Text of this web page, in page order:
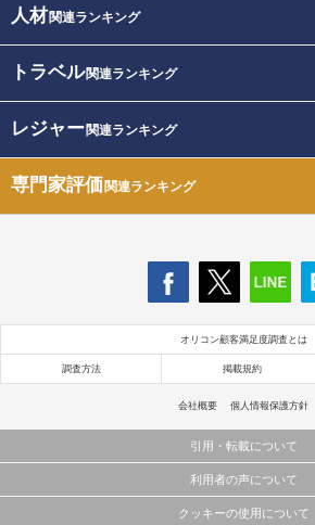
人材関連ランキング
トラベル関連ランキング
レジャー関連ランキング
専門家評価関連ランキング
オリコン顧客満足度調査とは
調査方法 掲載規約
会社概要 個人情報保護方針
引用・転載について
当サイトで公開されている情報（文字、写真、イラスト、画
これらの情報を権利者の許可なく無断転載・複製などの二次
利用者の声について
当サイトに掲載している内容はすべてサービスの利用者が提
クッキーの使用について